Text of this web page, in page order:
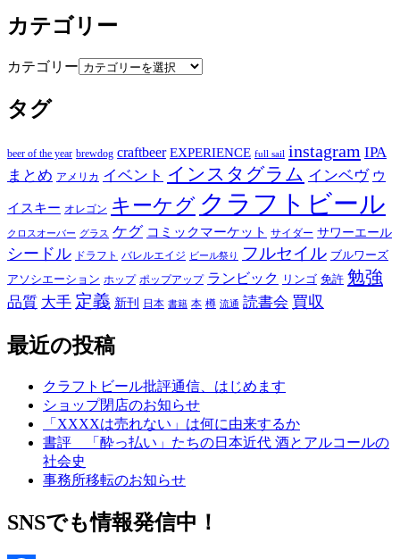
カテゴリー
カテゴリー
タグ
beer of the year brewdog craftbeer EXPERIENCE full sail instagram IPA
まとめ アメリカ イベント インスタグラム インベヴ ウ
イスキー オレゴン キーケグ クラフトビール
クロスオーバー グラス ケグ コミックマーケット サイダー サワーエール
シードル ドラフト バレルエイジ ビール祭り フルセイル ブルワーズ
アソシエーション ホップ ポップアップ ランビック リンゴ 免許 勉強
品質 大手 定義 新刊 日本 書籍 本 樽 流通 読書会 買収
最近の投稿
クラフトビール批評通信、はじめます
ショップ閉店のお知らせ
「XXXXは売れない」は何に由来するか
書評 「酔っ払い」たちの日本近代 酒とアルコールの
社会史
事務所移転のお知らせ
SNSでも情報発信中！